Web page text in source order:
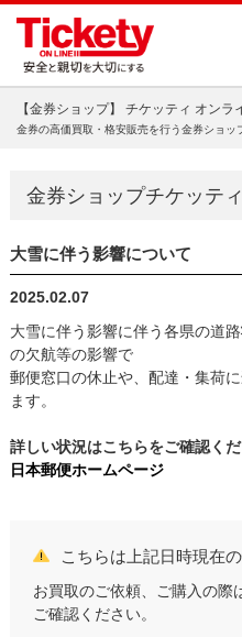
【金券ショップ】 チケッティ オンラ
金券の高価買取・格安販売を行う金券ショッ
金券ショップチケッテ
大雪に伴う影響について
2025.02.07
大雪に伴う影響に伴う各県の道
の欠航等の影響で
郵便窓口の休止や、配達・集荷
ます。
詳しい状況はこちらをご確認く
日本郵便ホームページ
こちらは上記日時現在
お買取のご依頼、ご購入の際
ご確認ください。